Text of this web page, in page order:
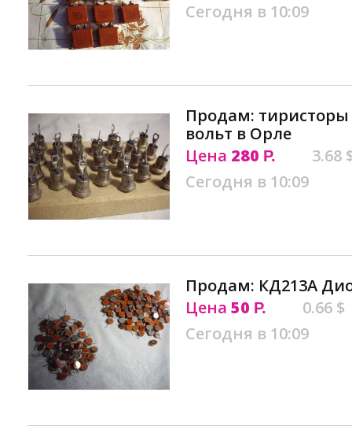
Сегодня в 10:09
Продам: тиристоры
вольт в Орле
Цена 280 Р.
3.68
Сегодня в 10:09
Продам: КД213А
Цена 50 Р.
0.66 $
Сегодня в 10:09